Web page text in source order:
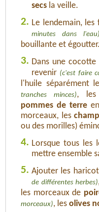
secs la veille.
2. Le lendemain, les
minutes dans l'eau)
bouillante et égoutter.
3. Dans une cocotte
revenir (c'est faire
l'huile séparément
tranches minces), les
pommes de terre
morceaux, les
ou des morilles)
4. Lorsque tous les
mettre ensemble
5. Ajouter les
de différentes herbes)
les morceaux de
morceaux), les olives